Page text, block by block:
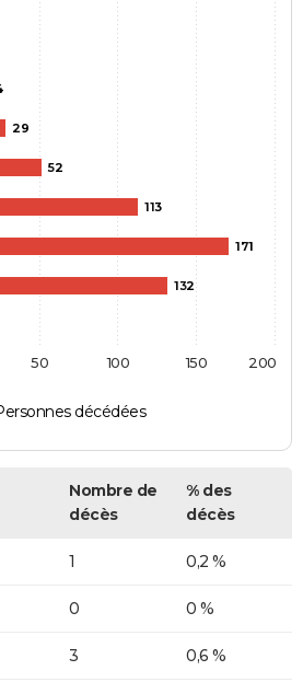
29
52
113
171
132
décédées
50 100 150 200
Nombre de
décès
% des
décès
1 0,2 %
0 0 %
3 0,6 %